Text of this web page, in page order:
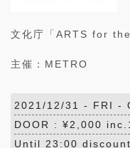
文化庁「ARTS for
主催：METRO
2021/12/31 - FRI -
DOOR : ¥2,000
Until 23:00